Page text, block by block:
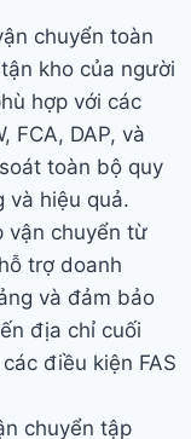
chuyển toàn
kho của người
hợp với các
FCA, DAP, và
toàn bộ quy
và hiệu quả.
vận chuyển từ
trợ doanh
và đảm bảo
địa chỉ cuối
điều kiện FAS
chuyển tập